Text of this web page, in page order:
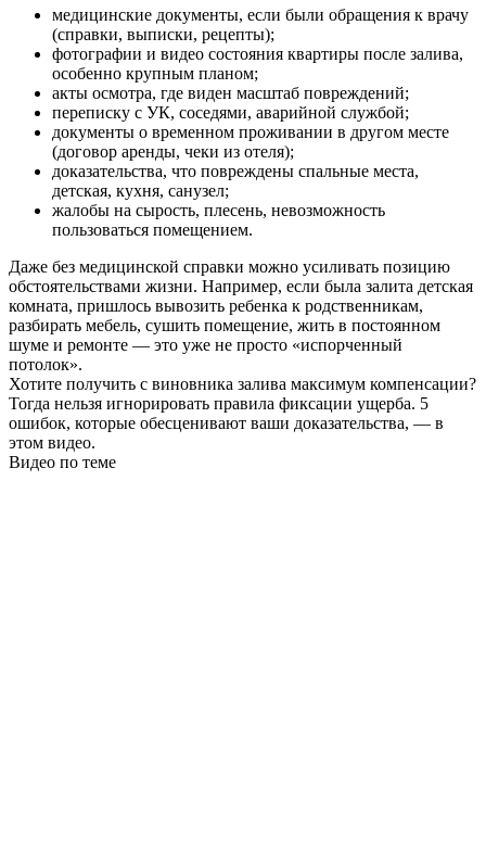
медицинские документы, если были обращения к врачу
(справки, выписки, рецепты);
фотографии и видео состояния квартиры после залива,
особенно крупным планом;
акты осмотра, где виден масштаб повреждений;
переписку с УК, соседями, аварийной службой;
документы о временном проживании в другом месте
(договор аренды, чеки из отеля);
доказательства, что повреждены спальные места,
детская, кухня, санузел;
жалобы на сырость, плесень, невозможность
пользоваться помещением.
Даже без медицинской справки можно усиливать позицию
обстоятельствами жизни. Например, если была залита детская
комната, пришлось вывозить ребенка к родственникам,
разбирать мебель, сушить помещение, жить в постоянном
шуме и ремонте — это уже не просто «испорченный
потолок».
Хотите получить с виновника залива максимум компенсации?
Тогда нельзя игнорировать правила фиксации ущерба. 5
ошибок, которые обесценивают ваши доказательства, — в
этом видео.
Видео по теме